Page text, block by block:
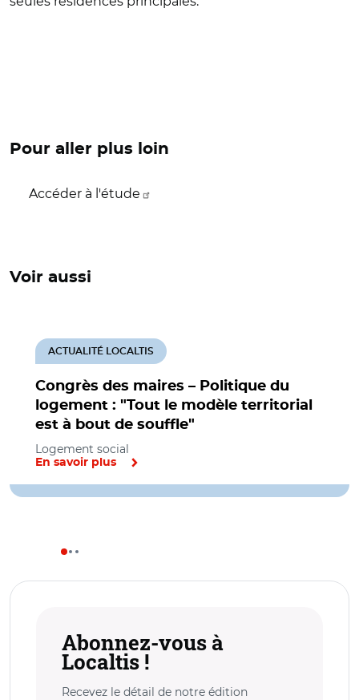
Pour aller plus loin
Accéder à l'étude
Voir aussi
Congrès des maires – Politique du
logement : "Tout le modèle territorial
est à bout de souffle"
ACTUALITÉ LOCALTIS
Logement social
En savoir plus
Abonnez-vous à
Localtis !
Recevez le détail de notre édition